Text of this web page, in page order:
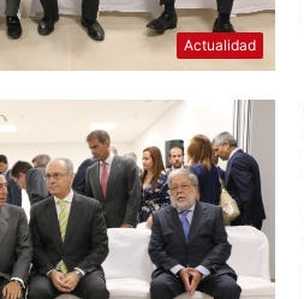
Actualidad